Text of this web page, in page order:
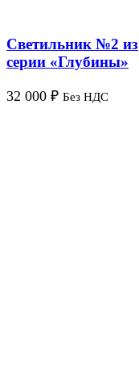
Светильник №2 из
серии «Глубины»
32 000 ₽ Без НДС